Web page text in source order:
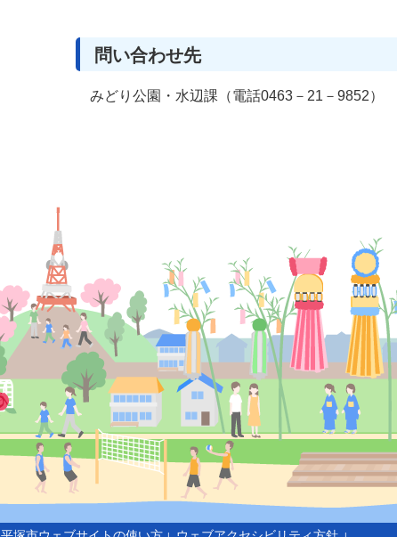
問い合わせ先
みどり公園・水辺課（電話0463－21－9852）